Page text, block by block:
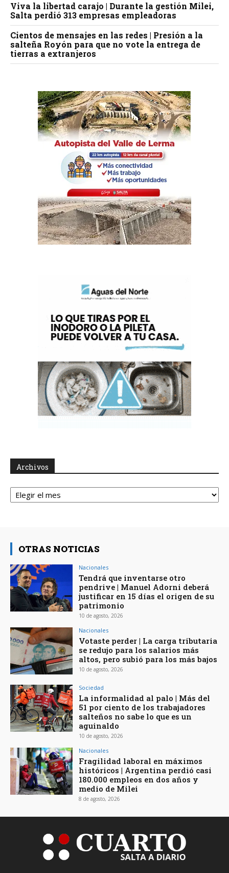
Viva la libertad carajo | Durante la gestión Milei,
Salta perdió 313 empresas empleadoras
Cientos de mensajes en las redes | Presión a la
salteña Royón para que no vote la entrega de
tierras a extranjeros
Archivos
Archivos
OTRAS NOTICIAS
Nacionales
Tendrá que inventarse otro
pendrive | Manuel Adorni deberá
justificar en 15 días el origen de su
patrimonio
10 de agosto, 2026
Nacionales
Votaste perder | La carga tributaria
se redujo para los salarios más
altos, pero subió para los más bajos
10 de agosto, 2026
Sociedad
La informalidad al palo | Más del
51 por ciento de los trabajadores
salteños no sabe lo que es un
aguinaldo
10 de agosto, 2026
Nacionales
Fragilidad laboral en máximos
históricos | Argentina perdió casi
180.000 empleos en dos años y
medio de Milei
8 de agosto, 2026